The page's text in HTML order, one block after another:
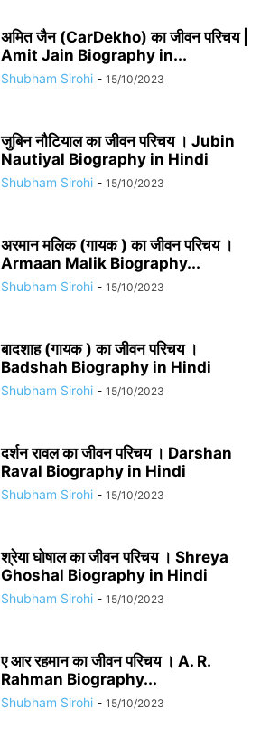
अमित जैन (CarDekho) का जीवन परिचय |
Amit Jain Biography in...
Shubham Sirohi - 15/10/2023
जुबिन नौटियाल का जीवन परिचय । Jubin
Nautiyal Biography in Hindi
Shubham Sirohi - 15/10/2023
अरमान मलिक (गायक ) का जीवन परिचय ।
Armaan Malik Biography...
Shubham Sirohi - 15/10/2023
बादशाह (गायक ) का जीवन परिचय ।
Badshah Biography in Hindi
Shubham Sirohi - 15/10/2023
दर्शन रावल का जीवन परिचय । Darshan
Raval Biography in Hindi
Shubham Sirohi - 15/10/2023
श्रेया घोषाल का जीवन परिचय । Shreya
Ghoshal Biography in Hindi
Shubham Sirohi - 15/10/2023
ए आर रहमान का जीवन परिचय । A. R.
Rahman Biography...
Shubham Sirohi - 15/10/2023